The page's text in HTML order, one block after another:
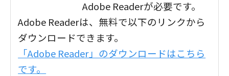
Adobe Readerが必要です。
Adobe Readerは、無料で以下のリンクから
ダウンロードできます。
「Adobe Reader」のダウンロードはこちら
です。